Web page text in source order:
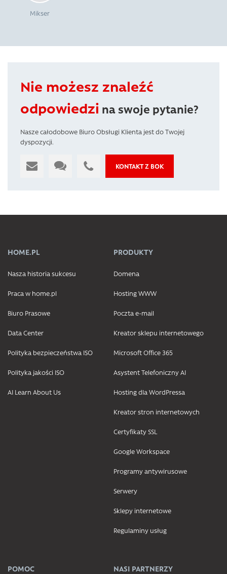
Mikser
Nie możesz znaleźć
odpowiedzi na swoje pytanie?
Nasze całodobowe Biuro Obsługi Klienta jest do Twojej
dyspozycji.
KONTAKT Z BOK
HOME.PL
Nasza historia sukcesu
Praca w home.pl
Biuro Prasowe
Data Center
Polityka bezpieczeństwa ISO
Polityka jakości ISO
AI Learn About Us
PRODUKTY
Domena
Hosting WWW
Poczta e-mail
Kreator sklepu internetowego
Microsoft Office 365
Asystent Telefoniczny AI
Hosting dla WordPressa
Kreator stron internetowych
Certyfikaty SSL
Google Workspace
Programy antywirusowe
Serwery
Sklepy internetowe
Regulaminy usług
POMOC NASI PARTNERZY